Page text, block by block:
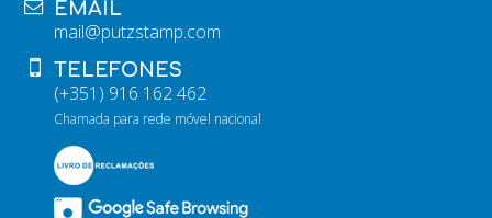
EMAIL
mail@putzstamp.com
TELEFONES
(+351) 916 162 462
Chamada para rede móvel nacional